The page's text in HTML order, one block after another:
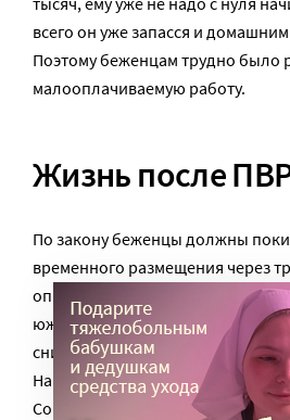
всего он уже запасся и
Поэтому беженцам трудно было
малооплачиваемую работу.
Жизнь после
По закону беженцы должны
временного размещения через
определять свою судьбу
южанам сложно: тут нужно не
снимать жилье, но топить печь,
Например, одна беженка с тремя
Союза композиторов Украины. Ее